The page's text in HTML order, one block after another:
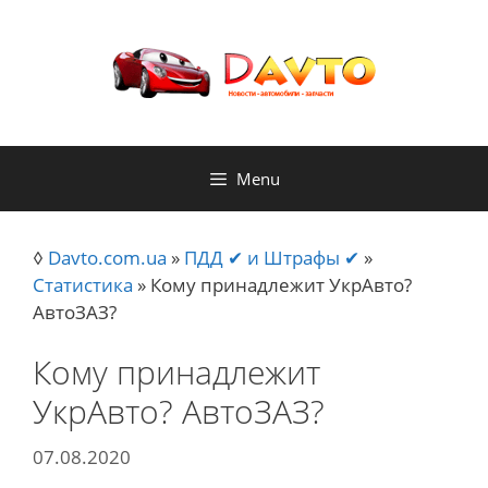
Menu
◊ Davto.com.ua » ПДД ✔ и Штрафы ✔ »
Статистика » Кому принадлежит УкрАвто?
АвтоЗАЗ?
Кому принадлежит
УкрАвто? АвтоЗАЗ?
07.08.2020